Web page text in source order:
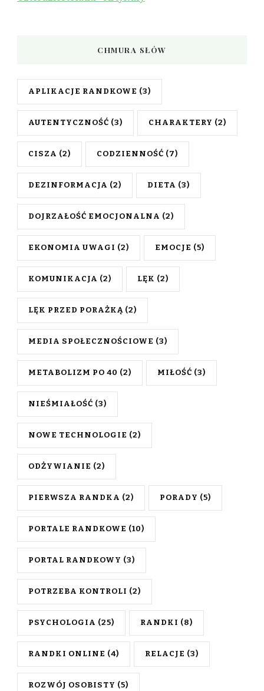
CHMURA SŁÓW
APLIKACJE RANDKOWE (3)
AUTENTYCZNOŚĆ (3) CHARAKTERY (2)
CISZA (2) CODZIENNOŚĆ (7)
DEZINFORMACJA (2) DIETA (3)
DOJRZAŁOŚĆ EMOCJONALNA (2)
EKONOMIA UWAGI (2) EMOCJE (5)
KOMUNIKACJA (2) LĘK (2)
LĘK PRZED PORAŻKĄ (2)
MEDIA SPOŁECZNOŚCIOWE (3)
METABOLIZM PO 40 (2) MIŁOŚĆ (3)
NIEŚMIAŁOŚĆ (3)
NOWE TECHNOLOGIE (2)
ODŻYWIANIE (2)
PIERWSZA RANDKA (2) PORADY (5)
PORTALE RANDKOWE (10)
PORTAL RANDKOWY (3)
POTRZEBA KONTROLI (2)
PSYCHOLOGIA (25) RANDKI (8)
RANDKI ONLINE (4) RELACJE (3)
ROZWÓJ OSOBISTY (5)